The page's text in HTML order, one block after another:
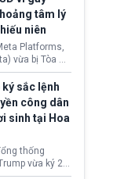
đây từ phía
nào.
rằng, Hoa Kỳ
dựng “màn
giao” để xoa
thẳng.
tâm lý
niên
Platforms,
vừa bị Tòa án
Mexico yêu
góp 567 triệu
một quỹ khắc
quả. Quyết
diễn ra sau khi
những nền
xã hội
Instagram)
ty gây ra
sắc lệnh
công dân
sinh tại Hoa
thống
vừa ký 2
hành pháp mới